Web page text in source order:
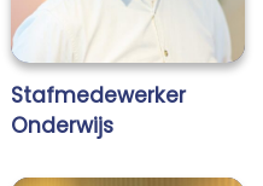
Stafmedewerker
Onderwijs